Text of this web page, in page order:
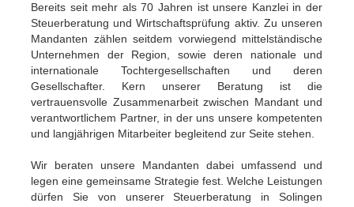
Bereits seit mehr als 70 Jahren ist unsere Kanzlei in der
Steuerberatung und Wirtschaftsprüfung aktiv. Zu unseren
Mandanten zählen seitdem vorwiegend mittelständische
Unternehmen der Region, sowie deren nationale und
internationale Tochtergesellschaften und deren
Gesellschafter. Kern unserer Beratung ist die
vertrauensvolle Zusammenarbeit zwischen Mandant und
verantwortlichem Partner, in der uns unsere kompetenten
und langjährigen Mitarbeiter begleitend zur Seite stehen.
Wir beraten unsere Mandanten dabei umfassend und
legen eine gemeinsame Strategie fest. Welche Leistungen
dürfen Sie von unserer Steuerberatung in Solingen